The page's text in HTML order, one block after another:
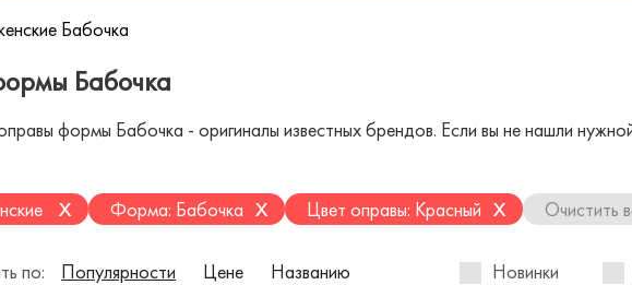
Бабочка
Бабочка
формы Бабочка - оригиналы известных брендов. Если вы не нашли
x Форма: Бабочка x Цвет оправы: Красный x Очистить
по: Популярности Цене Названию Новинки